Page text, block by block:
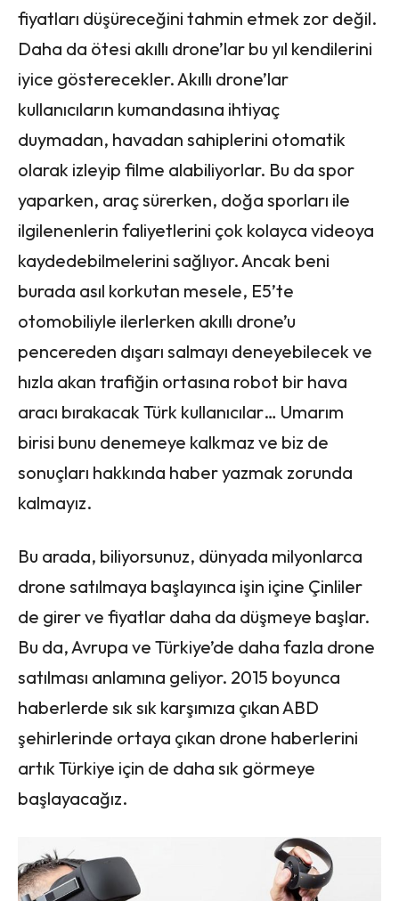
fiyatları düşüreceğini tahmin etmek zor değil.
Daha da ötesi akıllı drone’lar bu yıl kendilerini
iyice gösterecekler. Akıllı drone’lar
kullanıcıların kumandasına ihtiyaç
duymadan, havadan sahiplerini otomatik
olarak izleyip filme alabiliyorlar. Bu da spor
yaparken, araç sürerken, doğa sporları ile
ilgilenenlerin faliyetlerini çok kolayca videoya
kaydedebilmelerini sağlıyor. Ancak beni
burada asıl korkutan mesele, E5’te
otomobiliyle ilerlerken akıllı drone’u
pencereden dışarı salmayı deneyebilecek ve
hızla akan trafiğin ortasına robot bir hava
aracı bırakacak Türk kullanıcılar… Umarım
birisi bunu denemeye kalkmaz ve biz de
sonuçları hakkında haber yazmak zorunda
kalmayız.
Bu arada, biliyorsunuz, dünyada milyonlarca
drone satılmaya başlayınca işin içine Çinliler
de girer ve fiyatlar daha da düşmeye başlar.
Bu da, Avrupa ve Türkiye’de daha fazla drone
satılması anlamına geliyor. 2015 boyunca
haberlerde sık sık karşımıza çıkan ABD
şehirlerinde ortaya çıkan drone haberlerini
artık Türkiye için de daha sık görmeye
başlayacağız.